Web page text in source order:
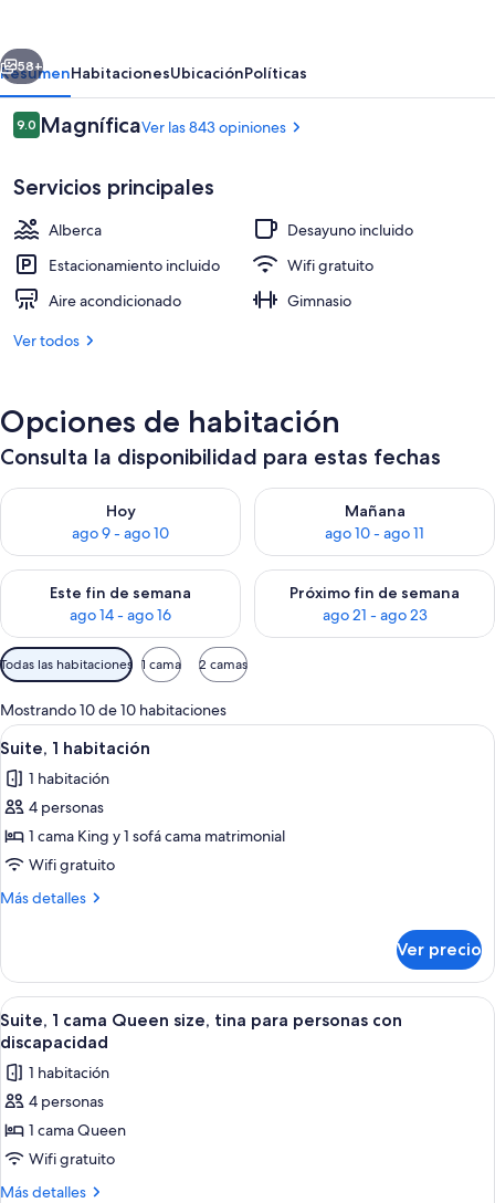
Suites
Lake
Placid
IHG
Exterior
Siguiente
58+
ResumenHabitacionesUbicaciónPolíticas
Opiniones
9.09.0 de 10,
MagníficaVer las 843 opiniones
Servicios principales
Alberca
Desayuno incluido
Estacionamiento incluido
Wifi gratuito
Aire acondicionado
Gimnasio
Ver todos
Opciones de habitación
Consulta la disponibilidad para estas fechas
Hoy
ago 9 - ago 10
Consulta la disponibilidad para hoy ago 9 - ago 10
Mañana
ago 10 - ago 11
Consulta la disponibilidad
Este fin de semana
ago 14 - ago 16
Consulta la disponibilidad para este fin de semana ago 14 -
Próximo fin de semana
ago 21 - ago 23
Consulta la disponibilidad
Filtros
disponibles
para
las
habitaciones
Todas las habitaciones 1 cama 2 camas
Mostrando 10 de 10 habitaciones
Abrir
todas
las
fotos
de
Suite,
1
Una habitación con un sofá azul,
5
Suite, 1 habitación
1 habitación
4 personas
1 cama King y 1 sofá cama matrimonial
Wifi gratuito
Más detalles
Más
1
habitación
Ver precio
Abrir
todas
las
fotos
de
Suite,
1
cama
Una habitación con un sofá azul,
9
Suite, 1 cama Queen size, tina para personas con
discapacidad
1 habitación
4 personas
1 cama Queen
Wifi gratuito
Más detalles
Más